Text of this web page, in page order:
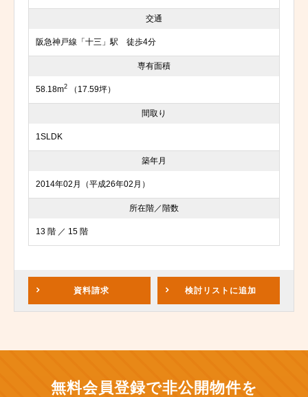
交通
阪急神戸線「十三」駅 徒歩4分
専有面積
58.18m2 （17.59坪）
間取り
1SLDK
築年月
2014年02月（平成26年02月）
所在階／階数
13 階 ／ 15 階
資料請求 検討リスト に追加
無料会員登録で非公開物件を